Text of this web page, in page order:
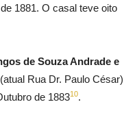
1881. O casal teve oito
de Souza Andrade e
Rua Dr. Paulo César)
de 188310.